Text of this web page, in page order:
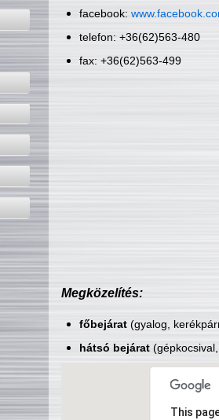
facebook:
telefon: +36(62)563-480
fax: +36(62)563-499
Megközelítés:
főbejárat(gyalog,
hátsó bejárat
This